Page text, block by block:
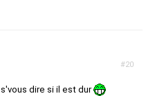
#20
dire si il est dur